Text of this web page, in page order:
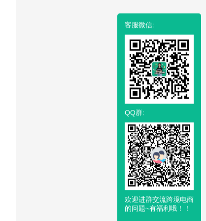
客服微信:
QQ群:
欢迎进群交流跨境电商
的问题~有福利哦！！